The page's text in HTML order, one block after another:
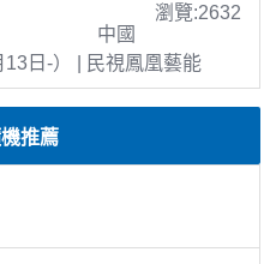
瀏覽:2632
中國
日-） | 民視鳳凰藝能
推薦